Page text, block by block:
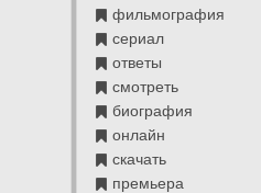
фильмография
сериал
ответы
смотреть
биография
онлайн
скачать
премьера